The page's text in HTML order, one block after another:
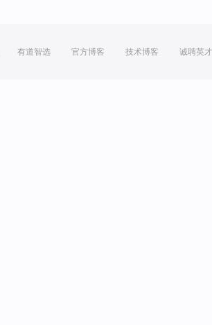
有道智选 官方博客 技术博客 诚聘英才